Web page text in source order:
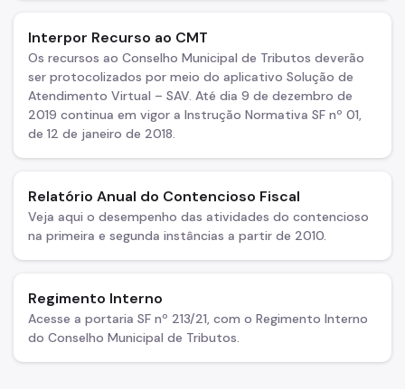
Interpor Recurso ao CMT
Os recursos ao Conselho Municipal de Tributos deverão
ser protocolizados por meio do aplicativo Solução de
Atendimento Virtual – SAV. Até dia 9 de dezembro de
2019 continua em vigor a Instrução Normativa SF nº 01,
de 12 de janeiro de 2018.
Relatório Anual do Contencioso Fiscal
Veja aqui o desempenho das atividades do contencioso
na primeira e segunda instâncias a partir de 2010.
Regimento Interno
Acesse a portaria SF nº 213/21, com o Regimento Interno
do Conselho Municipal de Tributos.